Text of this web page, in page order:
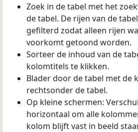
Zoek in de tabel met het
de tabel. De rijen van de
gefilterd zodat alleen rijen
voorkomt getoond worden.
Sorteer de inhoud van de
kolomtitels te klikken.
Blader door de tabel met de
rechtsonder de tabel.
Op kleine schermen:
horizontaal om alle
kolom blijft vast in beeld